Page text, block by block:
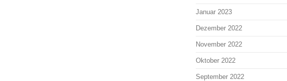
Januar 2023
Dezember 2022
November 2022
Oktober 2022
September 2022